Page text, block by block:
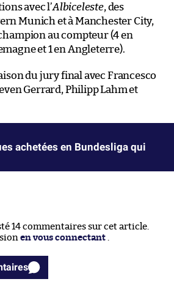
avec l’Albiceleste, des
Munich et à Manchester City,
au compteur (4 en
et 1 en Angleterre).
du jury final avec Francesco
Gerrard, Philipp Lahm et
achetées en Bundesliga qui
14 commentaires sur cet article.
en vous connectant